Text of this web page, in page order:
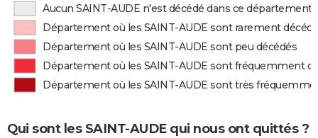
Aucun SAINT-AUDE n'est décédé dans ce département
Département où les SAINT-AUDE sont rarement
Département où les SAINT-AUDE sont peu décédés
Département où les SAINT-AUDE sont fréquemment
Département où les SAINT-AUDE sont très
Qui sont les SAINT-AUDE qui nous ont quittés ?